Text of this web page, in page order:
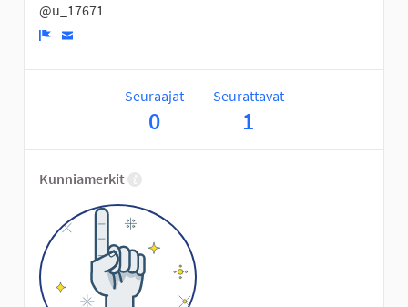
@u_17671
Seuraajat
0
Seurattavat
1
Kunniamerkit